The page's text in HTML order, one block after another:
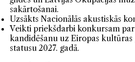
sakārtošanai.
Uzsākts Nacionālās akustiskās
Veikti priekšdarbi konkursam
kandidēšanu uz Eiropas kultūras
statusu 2027. gadā.